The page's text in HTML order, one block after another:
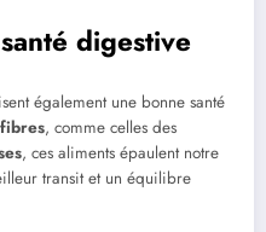
digestive
également une bonne santé
fibres, comme celles des
, ces aliments épaulent notre
transit et un équilibre